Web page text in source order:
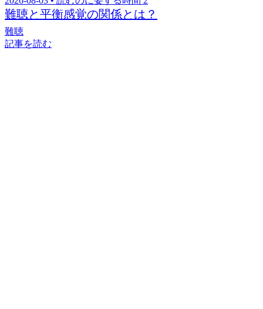
難聴と平衡感覚の関係とは？
難聴
記事を読む